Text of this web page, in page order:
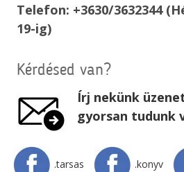
Telefon: +3630/3632344
19-ig)
Kérdésed van?
Írj nekünk
gyorsan tudunk
.tarsas .konyv